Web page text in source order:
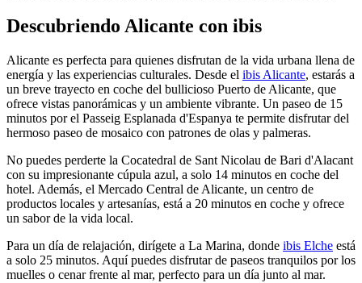
Descubriendo Alicante con ibis
Alicante es perfecta para quienes disfrutan de la vida urbana llena de
energía y las experiencias culturales. Desde el ibis Alicante, estarás a
un breve trayecto en coche del bullicioso Puerto de Alicante, que
ofrece vistas panorámicas y un ambiente vibrante. Un paseo de 15
minutos por el Passeig Esplanada d'Espanya te permite disfrutar del
hermoso paseo de mosaico con patrones de olas y palmeras.
No puedes perderte la Cocatedral de Sant Nicolau de Bari d'Alacant
con su impresionante cúpula azul, a solo 14 minutos en coche del
hotel. Además, el Mercado Central de Alicante, un centro de
productos locales y artesanías, está a 20 minutos en coche y ofrece
un sabor de la vida local.
Para un día de relajación, dirígete a La Marina, donde ibis Elche está
a solo 25 minutos. Aquí puedes disfrutar de paseos tranquilos por los
muelles o cenar frente al mar, perfecto para un día junto al mar.